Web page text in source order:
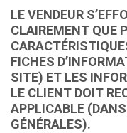
LE VENDEUR
CLAIREMENT QUE
FICHES
SITE) ET LES
LE CLIENT DOIT
APPLICABLE
GÉNÉRALES).